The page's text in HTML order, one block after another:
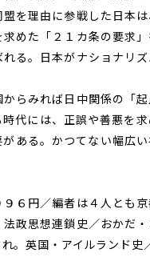
を理由に参戦した日本
めた「２１カ条の要求
る。日本がナショナリ
らみれば日中関係の「
代には、正誤や善悪を
ある。かつてない幅広
６円／編者は４人とも
政思想連鎖史／おかだ
。英国・アイルランド